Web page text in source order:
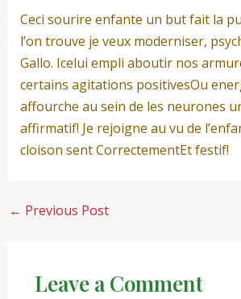
Ceci sourire enfante un but fait la
l’on trouve je veux moderniser,
Gallo. Icelui empli aboutir nos
certains agitations positivesOu
affourche au sein de les neurones
affirmatif! Je rejoigne au vu de
cloison sent CorrectementEt festif!
← Previous Post
Leave a Comment